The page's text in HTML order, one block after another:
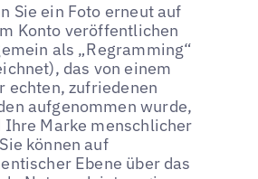
Sie ein Foto erneut auf
Konto veröffentlichen
als „Regramming“
das von einem
echten, zufriedenen
aufgenommen wurde,
Ihre Marke menschlicher
können auf
Ebene über das